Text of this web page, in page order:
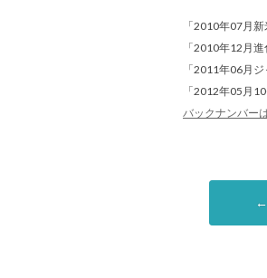
「2010年07月
「2010年12月
「2011年06月
「2012年05月
バックナンバー